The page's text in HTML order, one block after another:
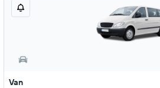
Van